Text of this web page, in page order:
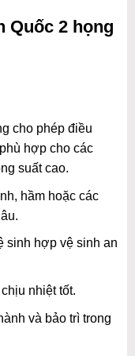
Quốc 2 họng
cho phép điều
hợp cho các
suất cao.
hầm hoặc các
sinh hợp vệ sinh an
nhiệt tốt.
và bảo trì trong